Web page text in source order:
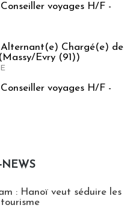
voyages H/F -
Alternant(e) Chargé(e) de
Evry (91))
voyages H/F -
NEWS
: Hanoï veut séduire les